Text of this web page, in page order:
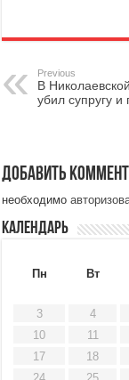
Previous
В
убил супругу и
Добавить
необходимо
Календарь
Пн
Вт
3
4
10
11
17
18